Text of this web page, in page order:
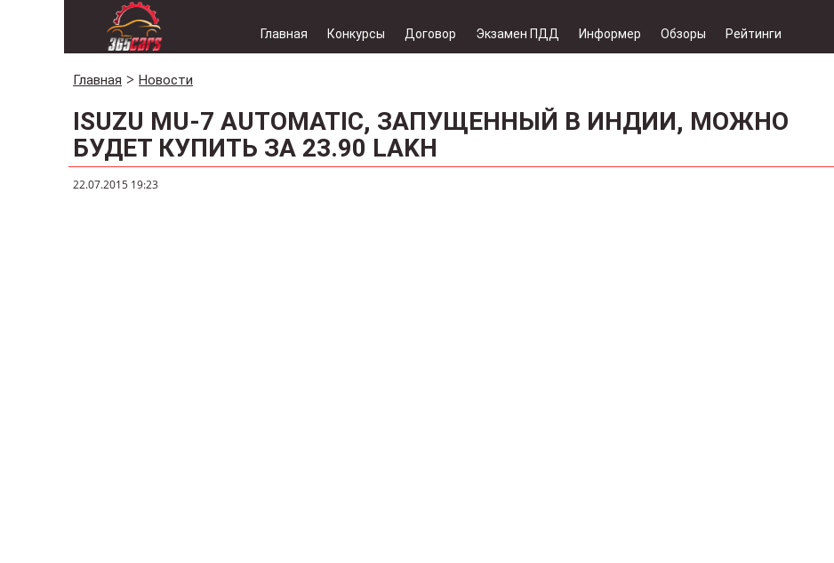
Главная Конкурсы Договор Экзамен ПДД Информер Обзоры Рейтинги
Главная Новости
ISUZU MU-7 AUTOMATIC, ЗАПУЩЕННЫЙ В ИНДИИ, МОЖНО
БУДЕТ КУПИТЬ ЗА 23.90 LAKH
22.07.2015 19:23